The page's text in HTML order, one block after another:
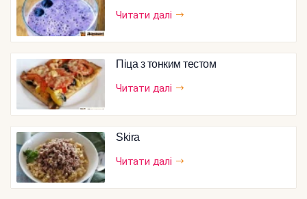
Читати далі
Піца з тонким тестом
Читати далі
Skira
Читати далі